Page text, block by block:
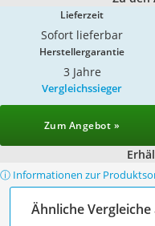
Lieferzeit
Sofort lieferbar
Herstellergarantie
3 Jahre
Vergleichssieger
Zum Angebot »
ⓘ Informationen zur
Ähnliche Vergleiche